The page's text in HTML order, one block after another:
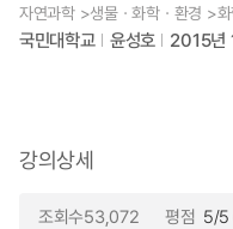
자연과학 >생물ㆍ화학ㆍ환경 >
국민대학교 윤성호 2015년
강의상세
조회수53,072 평점 5/5